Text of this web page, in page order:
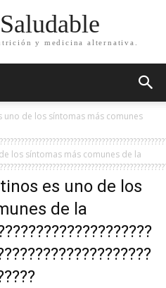
y medicina alternativa.
uno de los síntomas más comunes
los síntomas más comunes de la
es uno de los
de la